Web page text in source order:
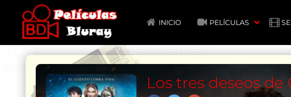
INICIO PELÍCULAS
Los tres deseos de